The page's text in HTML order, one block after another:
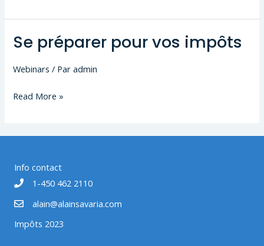
de
foudre
impact
fiscal
sur
une
famille
reconstituée
Se préparer pour vos impôts
Webinars / Paradmin
Se
Read More »
Info contact
1-450 462 2110
alain@alainsavaria.com
Impôts 2023